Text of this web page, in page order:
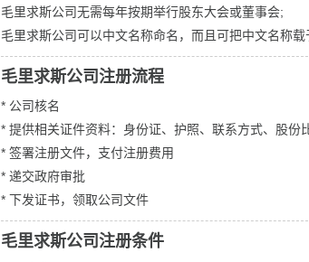
毛里求斯公司无需每年按期举行股东大会或董事会;
毛里求斯公司可以中文名称命名，而且可把中文名称
毛里求斯公司注册流程
* 公司核名
* 提供相关证件资料：身份证、护照、联系方式、股份
* 签署注册文件，支付注册费用
* 递交政府审批
* 下发证书，领取公司文件
毛里求斯公司注册条件